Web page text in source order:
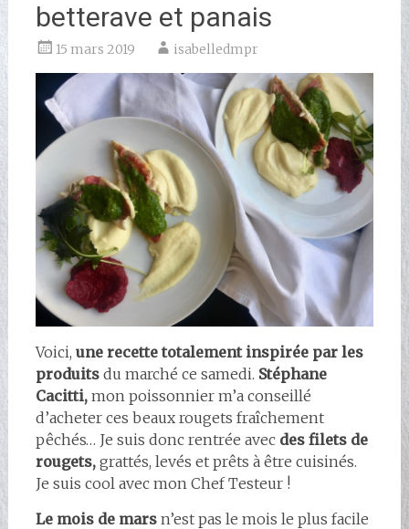
betterave et panais
15 mars 2019 isabelledmpr
Voici, une recette totalement inspirée par les
produits du marché ce samedi. Stéphane
Cacitti, mon poissonnier m’a conseillé
d’acheter ces beaux rougets fraîchement
pêchés… Je suis donc rentrée avec des filets de
rougets, grattés, levés et prêts à être cuisinés.
Je suis cool avec mon Chef Testeur !
Le mois de mars n’est pas le mois le plus facile